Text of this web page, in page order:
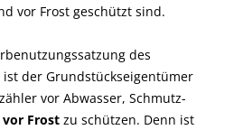
vor Frost geschützt sind.
des
ist der Grundstückseigentümer
vor Abwasser, Schmutz-
vor Frost zu schützen. Denn ist